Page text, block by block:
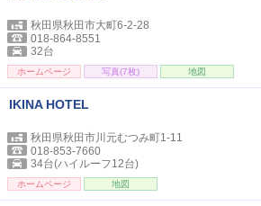
秋田県秋田市大町6-2-28
018-864-8551
32台
ホームページ 写真(7枚) 地図
IKINA HOTEL
秋田県秋田市川元むつみ町1-11
018-853-7660
34台(ハイルーフ12台)
ホームページ 地図